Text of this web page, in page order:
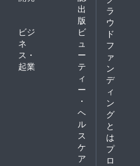
出
版
ビジ
ネ
ス・
起業
ビ
ュ
ー
テ
ィ
ー
・
ヘ
ル
ス
ケ
ア
ラ
ウ
ド
フ
ァ
ン
デ
ィ
ン
グ
と
は
プ
ロ